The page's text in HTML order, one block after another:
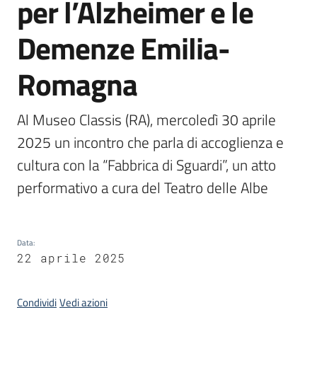
Leggi
Atti
Bandi
Piani
Programmi
Progetti
Giuseppe
Guglielmi
per l’Alzheimer e le
Demenze Emilia-
Romagna
Al Museo Classis (RA), mercoledì 30 aprile
2025 un incontro che parla di accoglienza e
cultura con la “Fabbrica di Sguardi”, un atto
performativo a cura del Teatro delle Albe
Data:
22 aprile 2025
CondividiVedi azioni